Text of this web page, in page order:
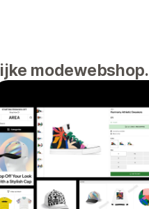
modewebshop.